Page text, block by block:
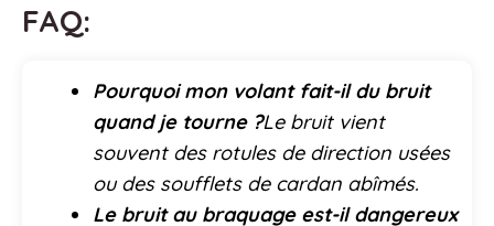
FAQ:
Pourquoi mon volant fait-il du bruit
quand je tourne ?Le bruit vient
souvent des rotules de direction usées
ou des soufflets de cardan abîmés.
Le bruit au braquage est-il dangereux